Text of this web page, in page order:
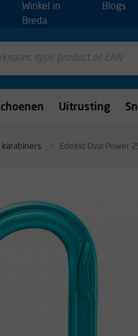
Winkel in
Breda
Blogs
Uitrusting
karabiners Edelrid Oval Power